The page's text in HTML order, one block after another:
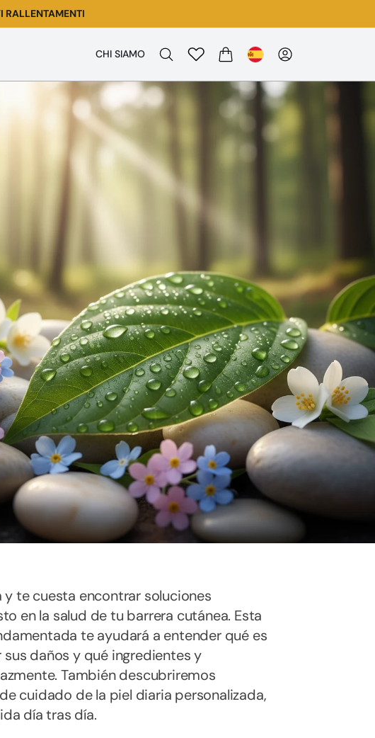
RALLENTAMENTI
CHI SIAMO
y te cuesta encontrar soluciones
en la salud de tu barrera cutánea. Esta
te ayudará a entender qué es
daños y qué ingredientes y
También descubriremos
cuidado de la piel diaria personalizada,
día tras día.